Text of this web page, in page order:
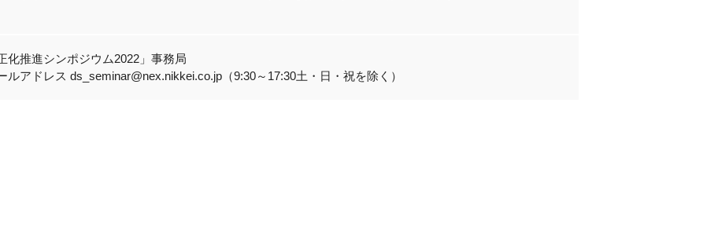
化推進シンポジウム2022」事務局
アドレス ds_seminar@nex.nikkei.co.jp（9:30～17:30土・日・祝を除く）